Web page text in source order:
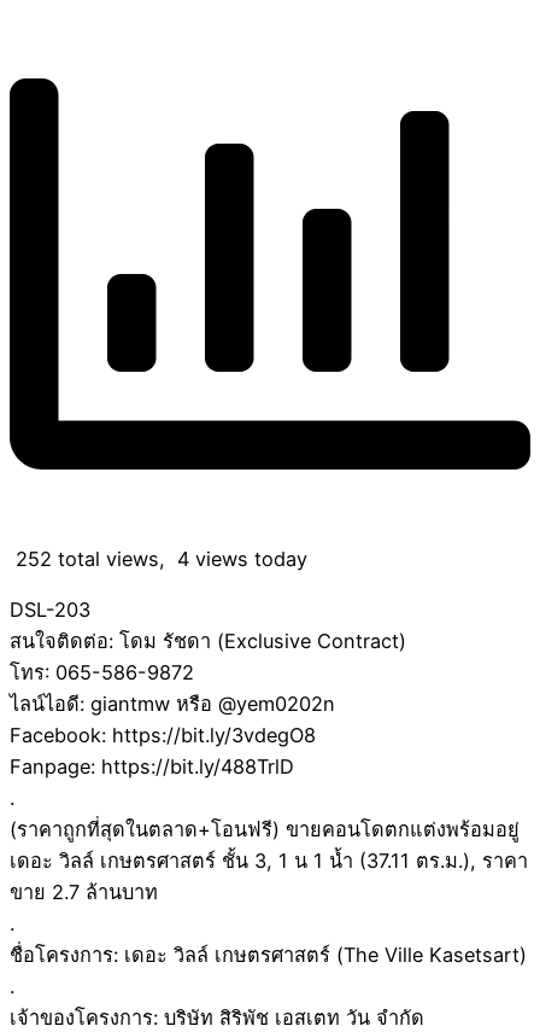
252 total views, 4 views today
DSL-203
สนใจติดต่อ: โดม รัชดา (Exclusive Contract)
โทร: 065-586-9872
ไลน์ไอดี: giantmw หรือ @yem0202n
Facebook: https://bit.ly/3vdegO8
Fanpage: https://bit.ly/488TrlD
.
(ราคาถูกที่สุดในตลาด+โอนฟรี) ขายคอนโดตกแต่งพร้อมอยู่
เดอะ วิลล์ เกษตรศาสตร์ ชั้น 3, 1 น 1 น้ำ (37.11 ตร.ม.), ราคา
ขาย 2.7 ล้านบาท
.
ชื่อโครงการ: เดอะ วิลล์ เกษตรศาสตร์ (The Ville Kasetsart)
.
เจ้าของโครงการ: บริษัท สิริพัช เอสเตท วัน จำกัด